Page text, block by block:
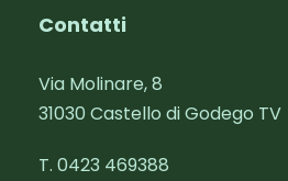
Contatti
Via Molinare, 8
31030 Castello di Godego TV
T. 0423 469388‬